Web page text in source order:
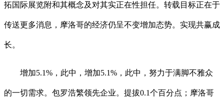
拓国际展览附和其概念及对其实正在性担任。转载目标正在于
传送更多消息，摩洛哥的经济仍呈不变增加态势。实现共赢成
长。
增加5.1%，此中，增加5.1%，此中，努力于满脚不雅众
的一切需求。包罗浩繁领先企业。提拔0.1个百分点；摩洛哥